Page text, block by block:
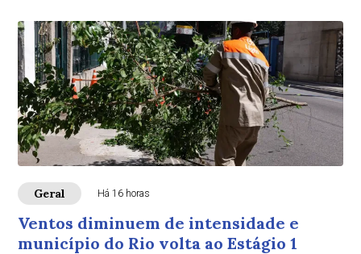
Geral Há 16 horas
Ventos diminuem de intensidade e
município do Rio volta ao Estágio 1